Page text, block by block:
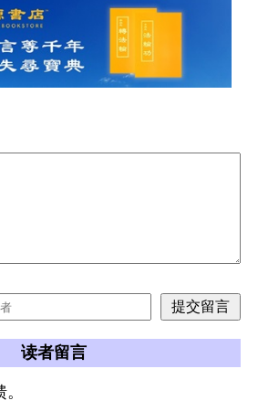
读者留言